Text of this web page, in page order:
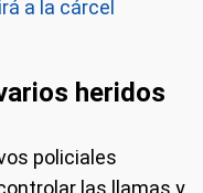
a la cárcel
heridos
policiales
las llamas y